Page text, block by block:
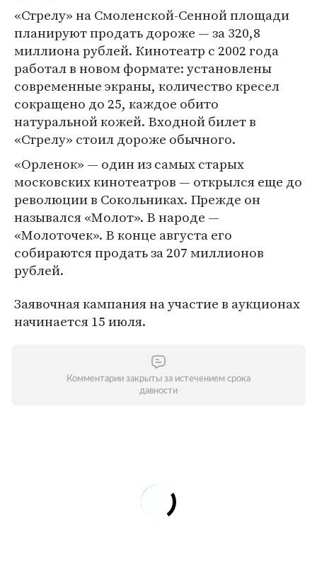
«Стрелу» на Смоленской-Сенной площади
планируют продать дороже — за 320,8
миллиона рублей. Кинотеатр с 2002 года
работал в новом формате: установлены
современные экраны, количество кресел
сокращено до 25, каждое обито
натуральной кожей. Входной билет в
«Стрелу» стоил дороже обычного.
«Орленок» — один из самых старых
московских кинотеатров — открылся еще до
революции в Сокольниках. Прежде он
назывался «Молот». В народе —
«Молоточек». В конце августа его
собираются продать за 207 миллионов
рублей.
Заявочная кампания на участие в аукционах
начинается 15 июля.
Комментарии закрыты за истечением срока
давности